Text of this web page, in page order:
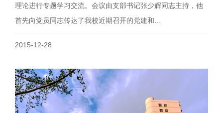
理论进行专题学习交流。会议由支部书记张少辉同志主持，他
首先向党员同志传达了我校近期召开的党建和…
2015-12-28